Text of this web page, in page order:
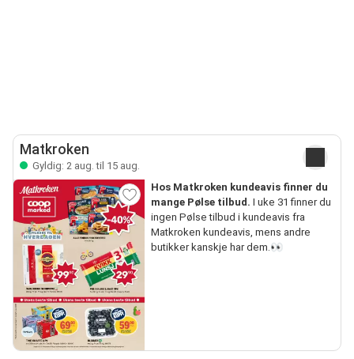
Matkroken
Gyldig: 2 aug. til 15 aug.
Hos Matkroken kundeavis finner du
mange Pølse tilbud. I uke 31 finner du
ingen Pølse tilbud i kundeavis fra
Matkroken kundeavis, mens andre
butikker kanskje har dem.👀